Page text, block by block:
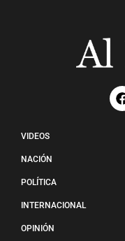
VIDEOS
NACIÓN
POLÍTICA
INTERNACIONAL
OPINIÓN